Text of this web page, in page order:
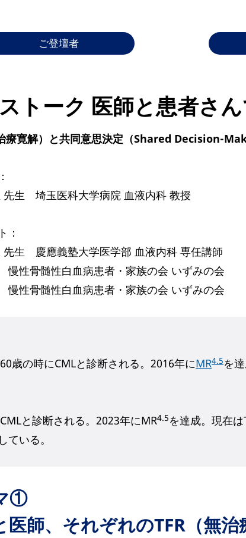
ご登壇者
トーク 医師と患者さ
療寛解）と共同意思決定（Shared Decision-
先生 埼玉医科大学病院 血液内科 教授
：
先生 慶應義塾大学医学部 血液内科 専任講師
性骨髄性白血病患者・家族の会 いずみの会
性骨髄性白血病患者・家族の会 いずみの会
歳の時にCMLと診断される。2016年にMR4.5を
と診断される。2023年にMR4.5を達成。現在
ている。
①
医師、それぞれのTFR（無